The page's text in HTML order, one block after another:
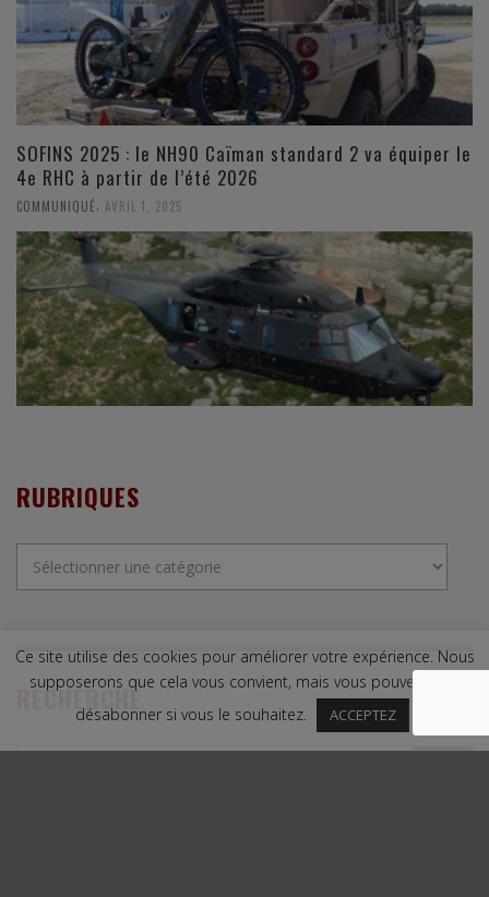
SOFINS 2025 : le NH90 Caïman standard 2 va équiper le
4e RHC à partir de l’été 2026
COMMUNIQUÉ, AVRIL 1, 2025
RUBRIQUES
RECHERCHE
Ce site utilise des cookies pour améliorer votre expérience. Nous
supposerons que cela vous convient, mais vous pouvez vous
désabonner si vous le souhaitez.
ACCEPTEZ